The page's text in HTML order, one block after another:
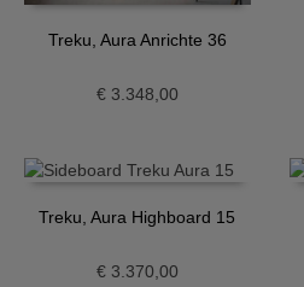
Treku, Aura Anrichte 36
€3.348,00
Treku, Aura Highboard 15
€3.370,00